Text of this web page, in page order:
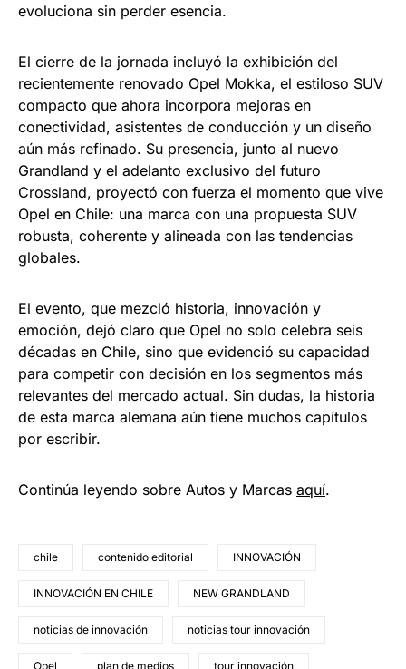
evoluciona sin perder esencia.
El cierre de la jornada incluyó la exhibición del
recientemente renovado Opel Mokka, el estiloso SUV
compacto que ahora incorpora mejoras en
conectividad, asistentes de conducción y un diseño
aún más refinado. Su presencia, junto al nuevo
Grandland y el adelanto exclusivo del futuro
Crossland, proyectó con fuerza el momento que vive
Opel en Chile: una marca con una propuesta SUV
robusta, coherente y alineada con las tendencias
globales.
El evento, que mezcló historia, innovación y
emoción, dejó claro que Opel no solo celebra seis
décadas en Chile, sino que evidenció su capacidad
para competir con decisión en los segmentos más
relevantes del mercado actual. Sin dudas, la historia
de esta marca alemana aún tiene muchos capítulos
por escribir.
Continúa leyendo sobre Autos y Marcas aquí.
chile contenido editorial INNOVACIÓN
INNOVACIÓN EN CHILE NEW GRANDLAND
noticias de innovación noticias tour innovación
Opel plan de medios tour innovación